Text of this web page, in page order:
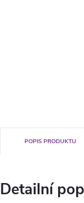
POPIS PRODUKTU
Detailní